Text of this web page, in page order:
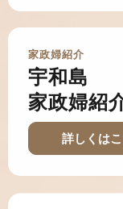
家政婦紹介
宇和島
家政婦紹
詳しくは